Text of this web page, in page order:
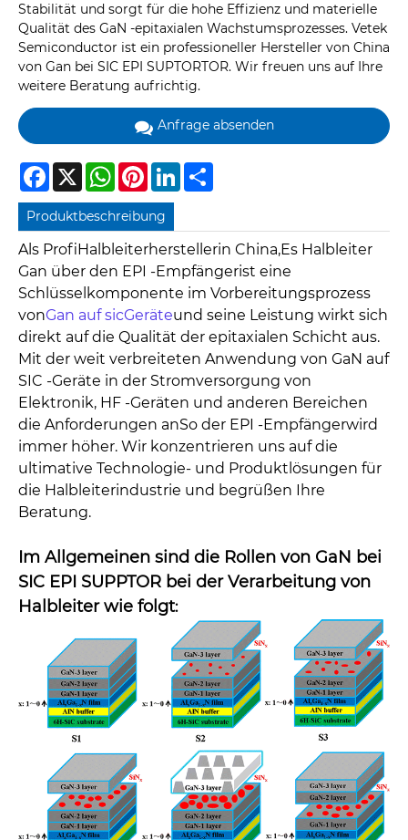
Stabilität und sorgt für die hohe Effizienz und materielle
Qualität des GaN -epitaxialen Wachstumsprozesses. Vetek
Semiconductor ist ein professioneller Hersteller von China
von Gan bei SIC EPI SUPTORTOR. Wir freuen uns auf Ihre
weitere Beratung aufrichtig.
Anfrage absenden
Facebook
X WhatsAppPinterestLinkedIn
Produktbeschreibung
Als ProfiHalbleiterherstellerin China,Es Halbleiter
Gan über den EPI -Empfängerist eine
Schlüsselkomponente im Vorbereitungsprozess
vonGan auf sicGeräteund seine Leistung wirkt sich
direkt auf die Qualität der epitaxialen Schicht aus.
Mit der weit verbreiteten Anwendung von GaN auf
SIC -Geräte in der Stromversorgung von
Elektronik, HF -Geräten und anderen Bereichen
die Anforderungen anSo der EPI -Empfängerwird
immer höher. Wir konzentrieren uns auf die
ultimative Technologie- und Produktlösungen für
die Halbleiterindustrie und begrüßen Ihre
Beratung.
Im Allgemeinen sind die Rollen von GaN bei
SIC EPI SUPPTOR bei der Verarbeitung von
Halbleiter wie folgt: